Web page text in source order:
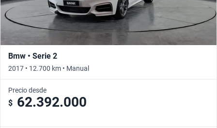
Bmw • Serie 2
2017 • 12.700 km • Manual
Precio desde
$ 62.392.000